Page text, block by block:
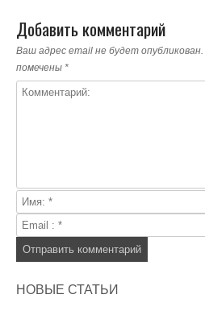
Добавить комментарий
Ваш адрес email не будет опубликован.
помечены *
НОВЫЕ СТАТЬИ